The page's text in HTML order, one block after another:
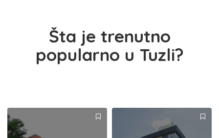
Šta je trenutno
popularno u Tuzli?